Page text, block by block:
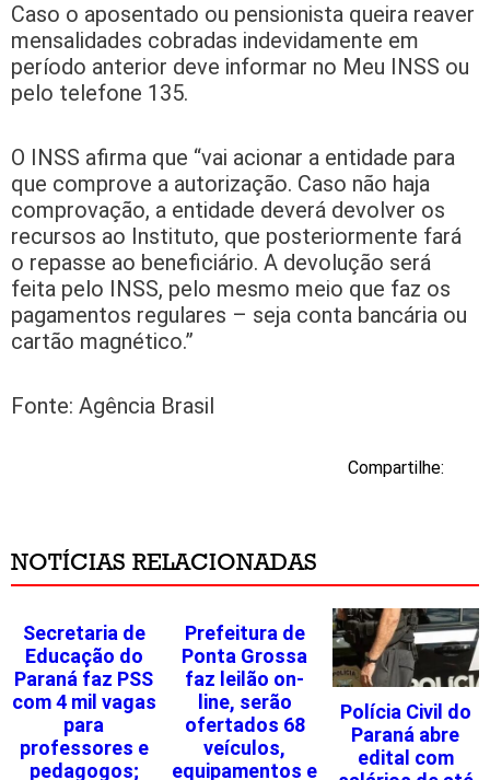
Caso o aposentado ou pensionista queira reaver
mensalidades cobradas indevidamente em
período anterior deve informar no Meu INSS ou
pelo telefone 135.
O INSS afirma que “vai acionar a entidade para
que comprove a autorização. Caso não haja
comprovação, a entidade deverá devolver os
recursos ao Instituto, que posteriormente fará
o repasse ao beneficiário. A devolução será
feita pelo INSS, pelo mesmo meio que faz os
pagamentos regulares – seja conta bancária ou
cartão magnético.”
Fonte: Agência Brasil
Compartilhe:
NOTÍCIAS RELACIONADAS
Secretaria de
Educação do
Paraná faz PSS
com 4 mil vagas
para
professores e
pedagogos;
Prefeitura de
Ponta Grossa
faz leilão on-
line, serão
ofertados 68
veículos,
equipamentos e
Polícia Civil do
Paraná abre
edital com